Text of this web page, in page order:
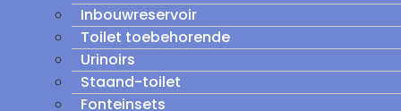
Inbouwreservoir
Toilet toebehorende
Urinoirs
Staand-toilet
Fonteinsets